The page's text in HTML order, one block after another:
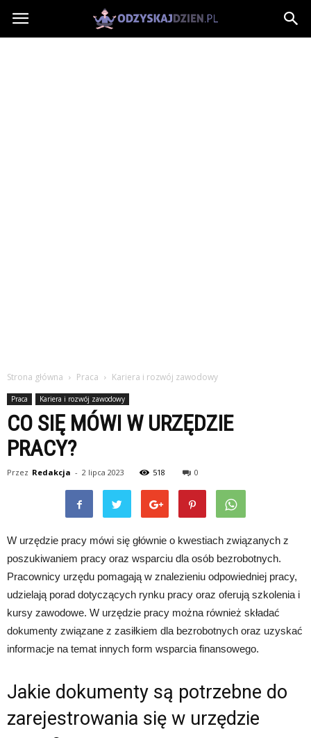
OdzyskajDzien.pl
Strona główna Praca Kariera i rozwój zawodowy
Praca Kariera i rozwój zawodowy
CO SIĘ MÓWI W URZĘDZIE
PRACY?
Przez Redakcja - 2 lipca 2023 518 0
W urzędzie pracy mówi się głównie o kwestiach związanych z
poszukiwaniem pracy oraz wsparciu dla osób bezrobotnych.
Pracownicy urzędu pomagają w znalezieniu odpowiedniej pracy,
udzielają porad dotyczących rynku pracy oraz oferują szkolenia i
kursy zawodowe. W urzędzie pracy można również składać
dokumenty związane z zasiłkiem dla bezrobotnych oraz uzyskać
informacje na temat innych form wsparcia finansowego.
Jakie dokumenty są potrzebne do
zarejestrowania się w urzędzie